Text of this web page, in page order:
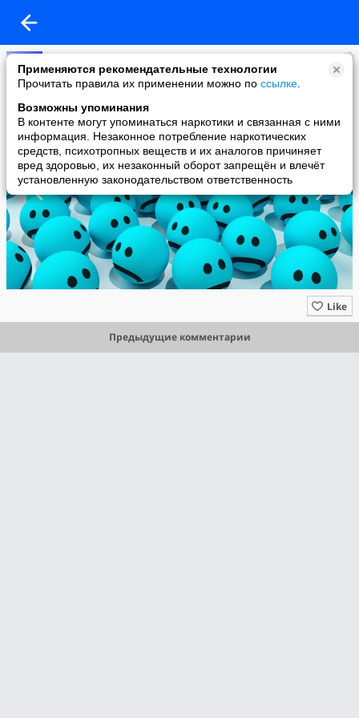
Применяются рекомендательные технологии
Прочитать правила их применении можно по ссылке
Возможны упоминания
В контенте могут упоминаться наркотики и связанная с ними
информация. Незаконное потребление наркотических
средств, психотропных веществ и их аналогов причиняет
вред здоровью, их незаконный оборот запрещён и влечёт
установленную законодательством ответственность
Счастье своими руками
added a photo
22 May в 11:40
Like
Предыдущие комментарии